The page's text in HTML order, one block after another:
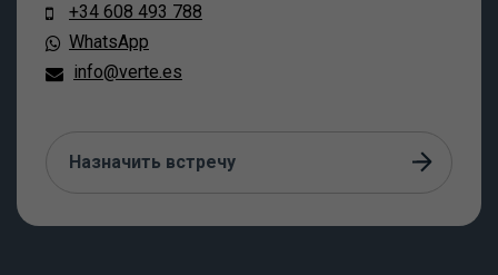
+34 608 493 788
WhatsApp
info@verte.es
Назначить встречу